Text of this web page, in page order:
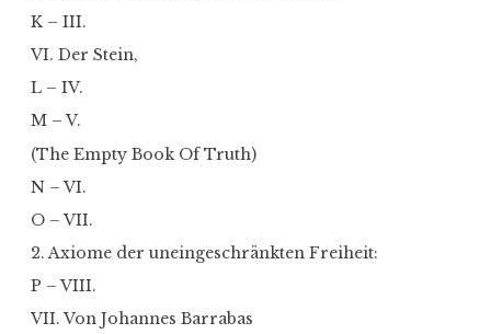
K – III.
VI. Der Stein,
L – IV.
M – V.
(The Empty Book Of Truth)
N – VI.
O – VII.
2. Axiome der uneingeschränkten Freiheit:
P – VIII.
VII. Von Johannes Barrabas